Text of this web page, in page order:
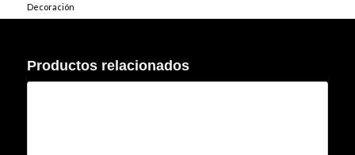
Decoración
Productos relacionados